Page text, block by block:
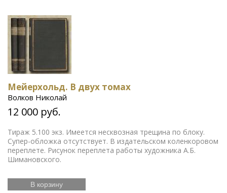
Мейерхольд. В двух томах
Волков Николай
12 000 руб.
Тираж 5.100 экз. Имеется несквозная трещина по блоку.
Супер-обложка отсутствует. В издательском коленкоровом
переплете. Рисунок переплета работы художника А.Б.
Шимановского.
В корзину